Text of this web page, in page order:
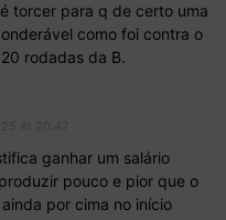
torcer para q de certo uma
como foi contra o
rodadas da B.
ganhar um salário
pouco e pior que o
por cima no início